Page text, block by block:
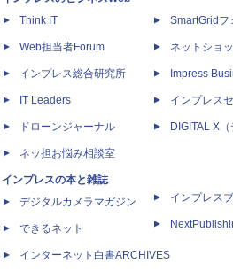
Think IT
Web担当者Forum
インプレス総合研究所
IT Leaders
ドローンジャーナル
ネッ担お悩み相談室
インプレスの本と雑誌
デジタルカメラマガジン
できるネット
インターネット白書ARCHIVES
SmartGridフ
ネットショ
Impress
インプレス
DIGITAL X（
インプレス